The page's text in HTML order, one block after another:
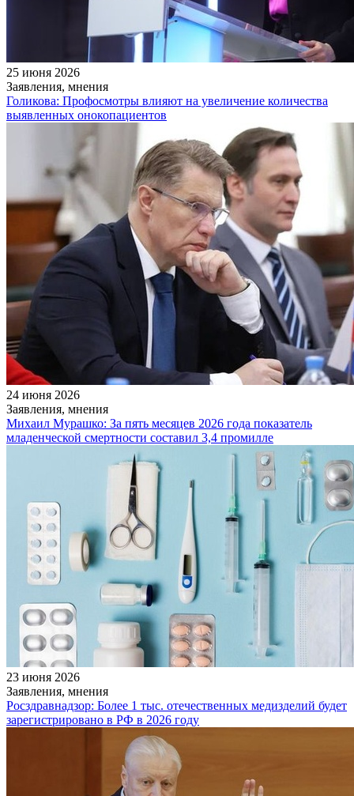
25 июня 2026
Заявления, мнения
Голикова: Профосмотры влияют на увеличение количества
выявленных онокопациентов
24 июня 2026
Заявления, мнения
Михаил Мурашко: За пять месяцев 2026 года показатель
младенческой смертности составил 3,4 промилле
23 июня 2026
Заявления, мнения
Росздравнадзор: Более 1 тыс. отечественных медизделий будет
зарегистрировано в РФ в 2026 году